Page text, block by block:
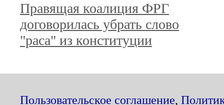
Правящая коалиция ФРГ
договорилась убрать слово
"раса" из конституции
Пользовательское соглашение,